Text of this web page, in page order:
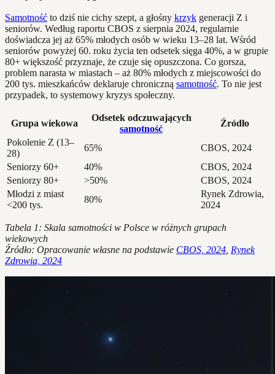
Samotność to dziś nie cichy szept, a głośny krzyk generacji Z i
seniorów. Według raportu CBOS z sierpnia 2024, regularnie
doświadcza jej aż 65% młodych osób w wieku 13–28 lat. Wśród
seniorów powyżej 60. roku życia ten odsetek sięga 40%, a w grupie
80+ większość przyznaje, że czuje się opuszczona. Co gorsza,
problem narasta w miastach – aż 80% młodych z miejscowości do
200 tys. mieszkańców deklaruje chroniczną samotność. To nie jest
przypadek, to systemowy kryzys społeczny.
Grupa wiekowa
Odsetek odczuwających
samotność
Źródło
Pokolenie Z (13–
28)
65%
CBOS, 2024
Seniorzy 60+
40%
CBOS, 2024
Seniorzy 80+
>50%
CBOS, 2024
Młodzi z miast
<200 tys.
80%
Rynek Zdrowia,
2024
Tabela 1: Skala samotności w Polsce w różnych grupach
wiekowych
Źródło: Opracowanie własne na podstawie CBOS, 2024 Rynek
Zdrowia, 2024